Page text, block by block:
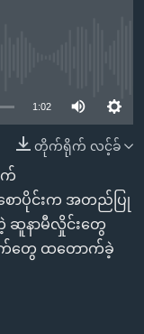
1:02
တိုက်ရိုက် လင့်ခ်
က်
ောပိုင်းက အတည်ပြု
ဆူနာမီလှိုင်းတွေ
တွေ ထတောက်ခဲ့